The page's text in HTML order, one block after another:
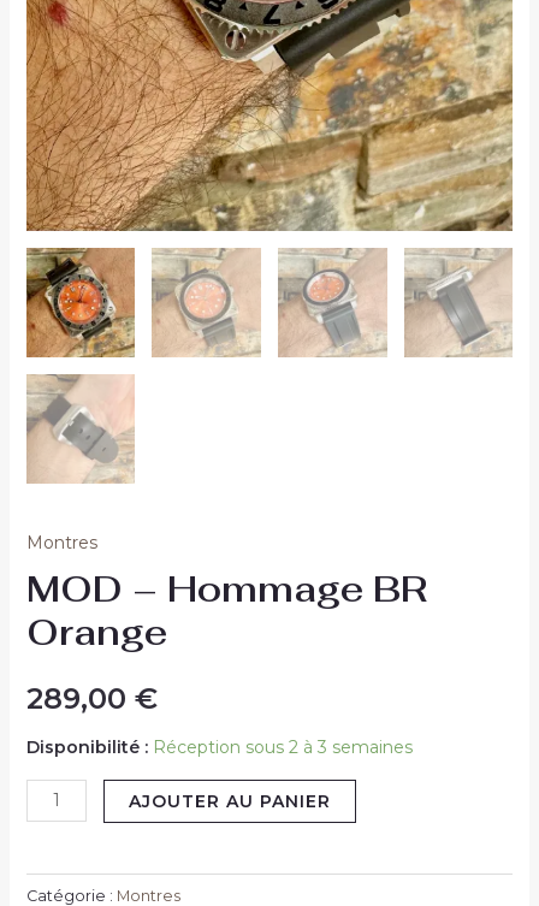
Montres
MOD – Hommage BR
Orange
289,00 €
Disponibilité : Réception sous 2 à 3 semaines
AJOUTER AU PANIER
Catégorie : Montres